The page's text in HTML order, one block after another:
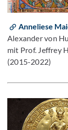
Anneliese
Alexander von
mit Prof. Jeffrey
(2015-2022)